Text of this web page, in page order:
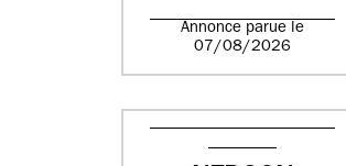
Annonce parue le
07/08/2026